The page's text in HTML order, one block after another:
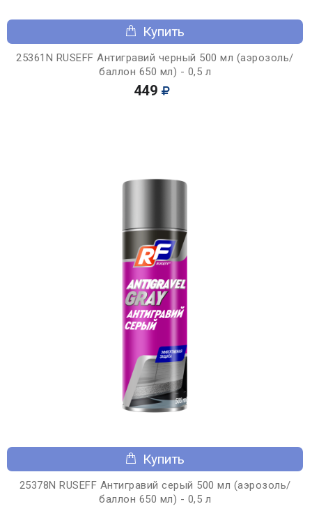
Купить
25361N RUSEFF Антигравий черный 500 мл (аэрозоль/
баллон 650 мл) - 0,5 л
449
Купить
25378N RUSEFF Антигравий серый 500 мл (аэрозоль/
баллон 650 мл) - 0,5 л